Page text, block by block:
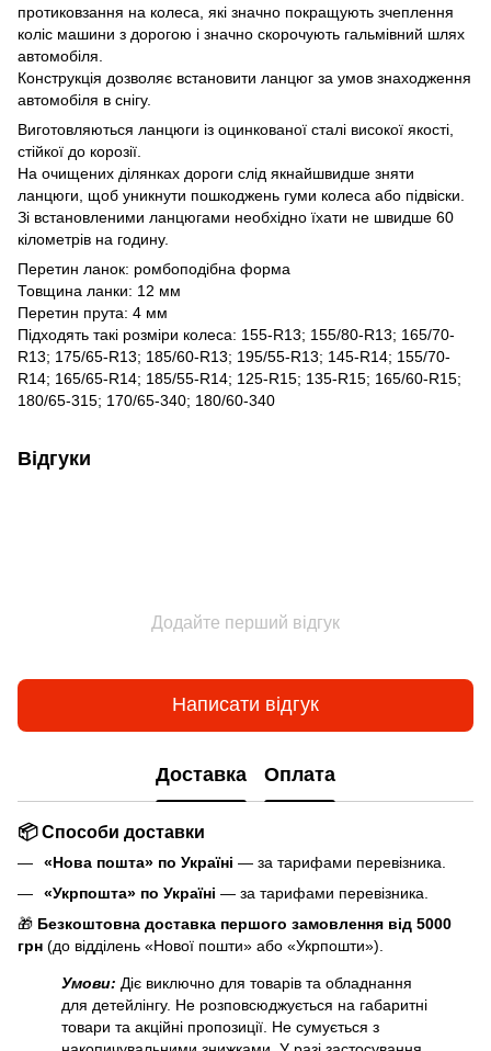
протиковзання на колеса, які значно покращують зчеплення
коліс машини з дорогою і значно скорочують гальмівний шлях
автомобіля.
Конструкція дозволяє встановити ланцюг за умов знаходження
автомобіля в снігу.
Виготовляються ланцюги із оцинкованої сталі високої якості,
стійкої до корозії.
На очищених ділянках дороги слід якнайшвидше зняти
ланцюги, щоб уникнути пошкоджень гуми колеса або підвіски.
Зі встановленими ланцюгами необхідно їхати не швидше 60
кілометрів на годину.
Перетин ланок: ромбоподібна форма
Товщина ланки: 12 мм
Перетин прута: 4 мм
Підходять такі розміри колеса: 155-R13; 155/80-R13; 165/70-
R13; 175/65-R13; 185/60-R13; 195/55-R13; 145-R14; 155/70-
R14; 165/65-R14; 185/55-R14; 125-R15; 135-R15; 165/60-R15;
180/65-315; 170/65-340; 180/60-340
Відгуки
Додайте перший відгук
Написати відгук
Доставка Оплата
📦 Способи доставки
«Нова пошта» по Україні — за тарифами перевізника.
«Укрпошта» по Україні — за тарифами перевізника.
🎁 Безкоштовна доставка першого замовлення від 5000
грн (до відділень «Нової пошти» або «Укрпошти»).
Умови: Діє виключно для товарів та обладнання
для детейлінгу. Не розповсюджується на габаритні
товари та акційні пропозиції. Не сумується з